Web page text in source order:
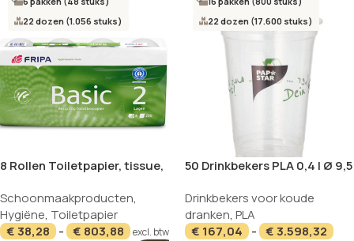
22 dozen (1.056 stuks)
8 Rollen Toiletpapier, tissue,
cm wit “Basic” 400 blad
Schoonmaakproducten,
Hygiëne, Toiletpapier
€38,28 - € 803,88 excl. btw
22 dozen (17.600 stuks)
50 Drinkbekers PLA 0,4 l Ø 9,5
Mais”
Drinkbekers voor koude
dranken, PLA
€ 167,04 - €3.598,32